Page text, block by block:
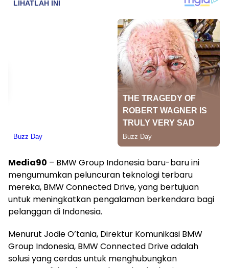
Media90 – BMW Group Indonesia baru-baru ini
mengumumkan peluncuran teknologi terbaru
mereka, BMW Connected Drive, yang bertujuan
untuk meningkatkan pengalaman berkendara bagi
pelanggan di Indonesia.
Menurut Jodie O’tania, Direktur Komunikasi BMW
Group Indonesia, BMW Connected Drive adalah
solusi yang cerdas untuk menghubungkan